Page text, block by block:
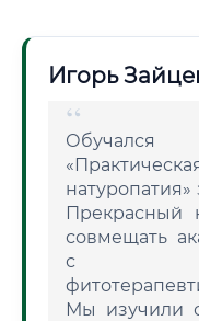
Игорь
натуропатия»
Прекрасный
совмещать
с
Мы изучили